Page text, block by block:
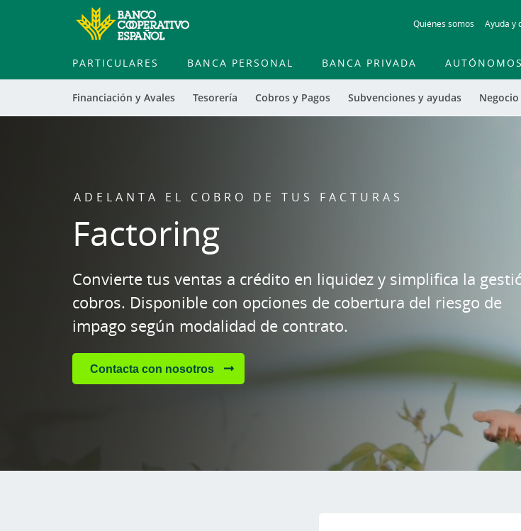
to
contentt
Quiénes somos Ayuda y
PARTICULARES BANCA PERSONAL BANCA PRIVADA AUTÓNOMOS
Financiación y Avales Tesorería Cobros y Pagos Subvenciones y ayudas
ADELANTA EL COBRO DE TUS FACTURAS
Factoring
Convierte tus ventas a crédito en liquidez y simplifica la
cobros. Disponible con opciones de cobertura del riesgo de
impago según modalidad de contrato.
Contacta con nosotros